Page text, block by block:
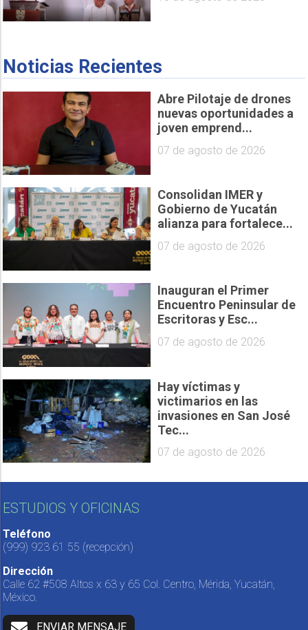
Noticias Recientes
Abre Pilotaje de drones
nuevas oportunidades a
joven emprend...
07 de agosto de 2026
Consolidan IMER y
Gobierno de Yucatán
alianza para fortalece...
07 de agosto de 2026
Inauguran el Primer
Encuentro Peninsular de
Escritoras y Esc...
07 de agosto de 2026
Hay víctimas y
victimarios en las
invasiones en San José
Tec...
07 de agosto de 2026
ESTUDIOS Y OFICINAS
Teléfono
(999) 923 61 55 (recepción)
Dirección
Calle 62 #508 Altos x 63 y 65 Col. Centro, Mérida, Yucatán,
México.
ENVIAR MENSAJE